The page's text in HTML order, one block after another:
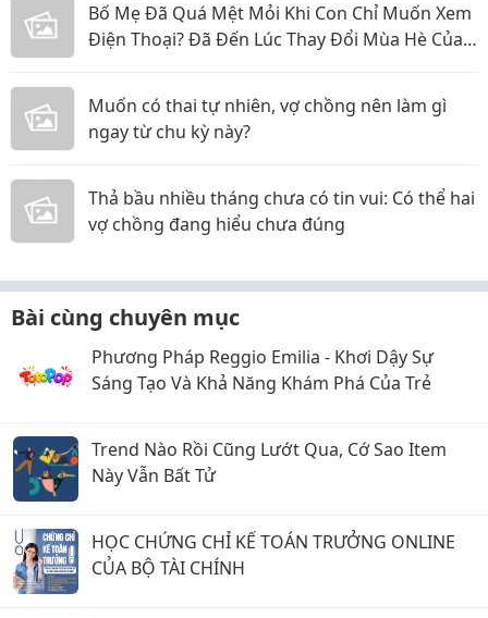
Bố Mẹ Đã Quá Mệt Mỏi Khi Con Chỉ Muốn Xem
Điện Thoại? Đã Đến Lúc Thay Đổi Mùa Hè Của
Muốn có thai tự nhiên, vợ chồng nên làm gì
ngay từ chu kỳ này?
Thả bầu nhiều tháng chưa có tin vui: Có thể hai
vợ chồng đang hiểu chưa đúng
Bài cùng chuyên mục
Phương Pháp Reggio Emilia - Khơi Dậy Sự
Sáng Tạo Và Khả Năng Khám Phá Của Trẻ
Trend Nào Rồi Cũng Lướt Qua, Cớ Sao Item
Này Vẫn Bất Tử
HỌC CHỨNG CHỈ KẾ TOÁN TRƯỞNG ONLINE
CỦA BỘ TÀI CHÍNH